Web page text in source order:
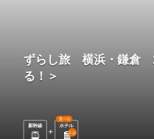
ずらし旅 横浜・鎌倉
る！＞
新幹線 ホテル
選べる
2泊